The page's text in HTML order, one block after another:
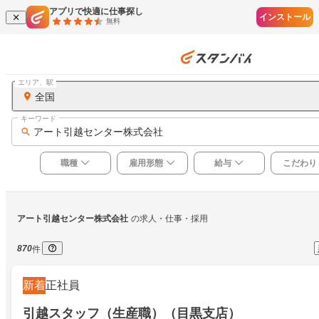
アプリで快適に仕事探し
無料 インストール
全国
エリア、駅
アート引越センター株式会社
キーワード
職種 雇用形態 給与 こだわり
アート引越センター株式会社 の求人・仕事・採用
870件
新着正社員
引越スタッフ（生産職）（目黒支店）